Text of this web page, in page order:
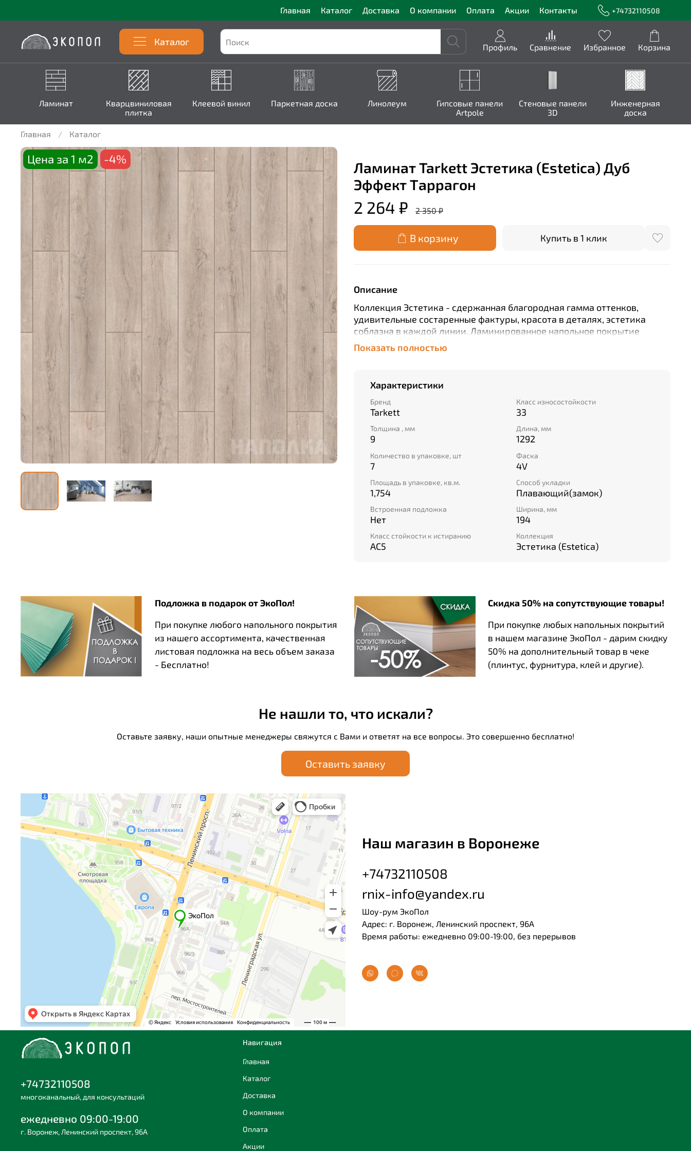
Главная Каталог Доставка О компании Оплата Акции Контакты +74732110508
Каталог Профиль Сравнение Избранное Корзина
Ламинат
Кварцвиниловая
плитка
Клеевой винил Паркетная доска Линолеум
Гипсовые панели
Artpole
Стеновые панели
3D
Инженерная
доска
Главная Каталог
Цена за 1 м2 -4%
Ламинат Tarkett Эстетика (Estetica) Дуб
Эффект Таррагон
2 264 ₽ 2 350 ₽
В корзину Купить в 1 клик
Описание
Коллекция Эстетика - cдержанная благородная гамма оттенков,
удивительные состаренные фактуры, красота в деталях, эстетика
соблазна в каждой линии. Ламинированное напольное покрытие
Эстетика рождает чувственное восприятие мира и дарит настоящее
эстетическое удовольствие своему владельцу. Сочетание тиснения в
натурального паркета. Отличительной особенностью коллекции
является наличие на планке трёх видов фасок: Вдавленная
(матричная) фаска, оптическая и 4-сторонняя крашеная фаска.
Показать полностью
Характеристики
Бренд
Tarkett
Класс износостойкости
33
Толщина , мм
9
Длина, мм
1292
Количество в упаковке, шт
7
Фаска
4V
Площадь в упаковке, кв.м.
1,754
Способ укладки
Плавающий(замок)
Встроенная подложка
Нет
Ширина, мм
194
Класс стойкости к истиранию
AC5
Коллекция
Эстетика (Estetica)
Подложка в подарок от ЭкоПол!
При покупке любого напольного покрытия
из нашего ассортимента, качественная
листовая подложка на весь объем заказа
- Бесплатно!
Скидка 50% на сопутствующие товары!
При покупке любых напольных покрытий
в нашем магазине ЭкоПол - дарим скидку
50% на дополнительный товар в чеке
(плинтус, фурнитура, клей и другие).
Не нашли то, что искали?
Оставьте заявку, наши опытные менеджеры свяжутся с Вами и ответят на все вопросы. Это совершенно бесплатно!
Оставить заявку
Наш магазин в Воронеже
+74732110508
rnix-info@yandex.ru
Шоу-рум ЭкоПол
Адрес: г. Воронеж, Ленинский проспект, 96А
Время работы: ежедневно 09:00-19:00, без перерывов
Навигация
Главная
Каталог
Доставка
О компании
Оплата
Акции
+74732110508
многоканальный, для консультаций
ежедневно 09:00-19:00
г. Воронеж, Ленинский проспект, 96А